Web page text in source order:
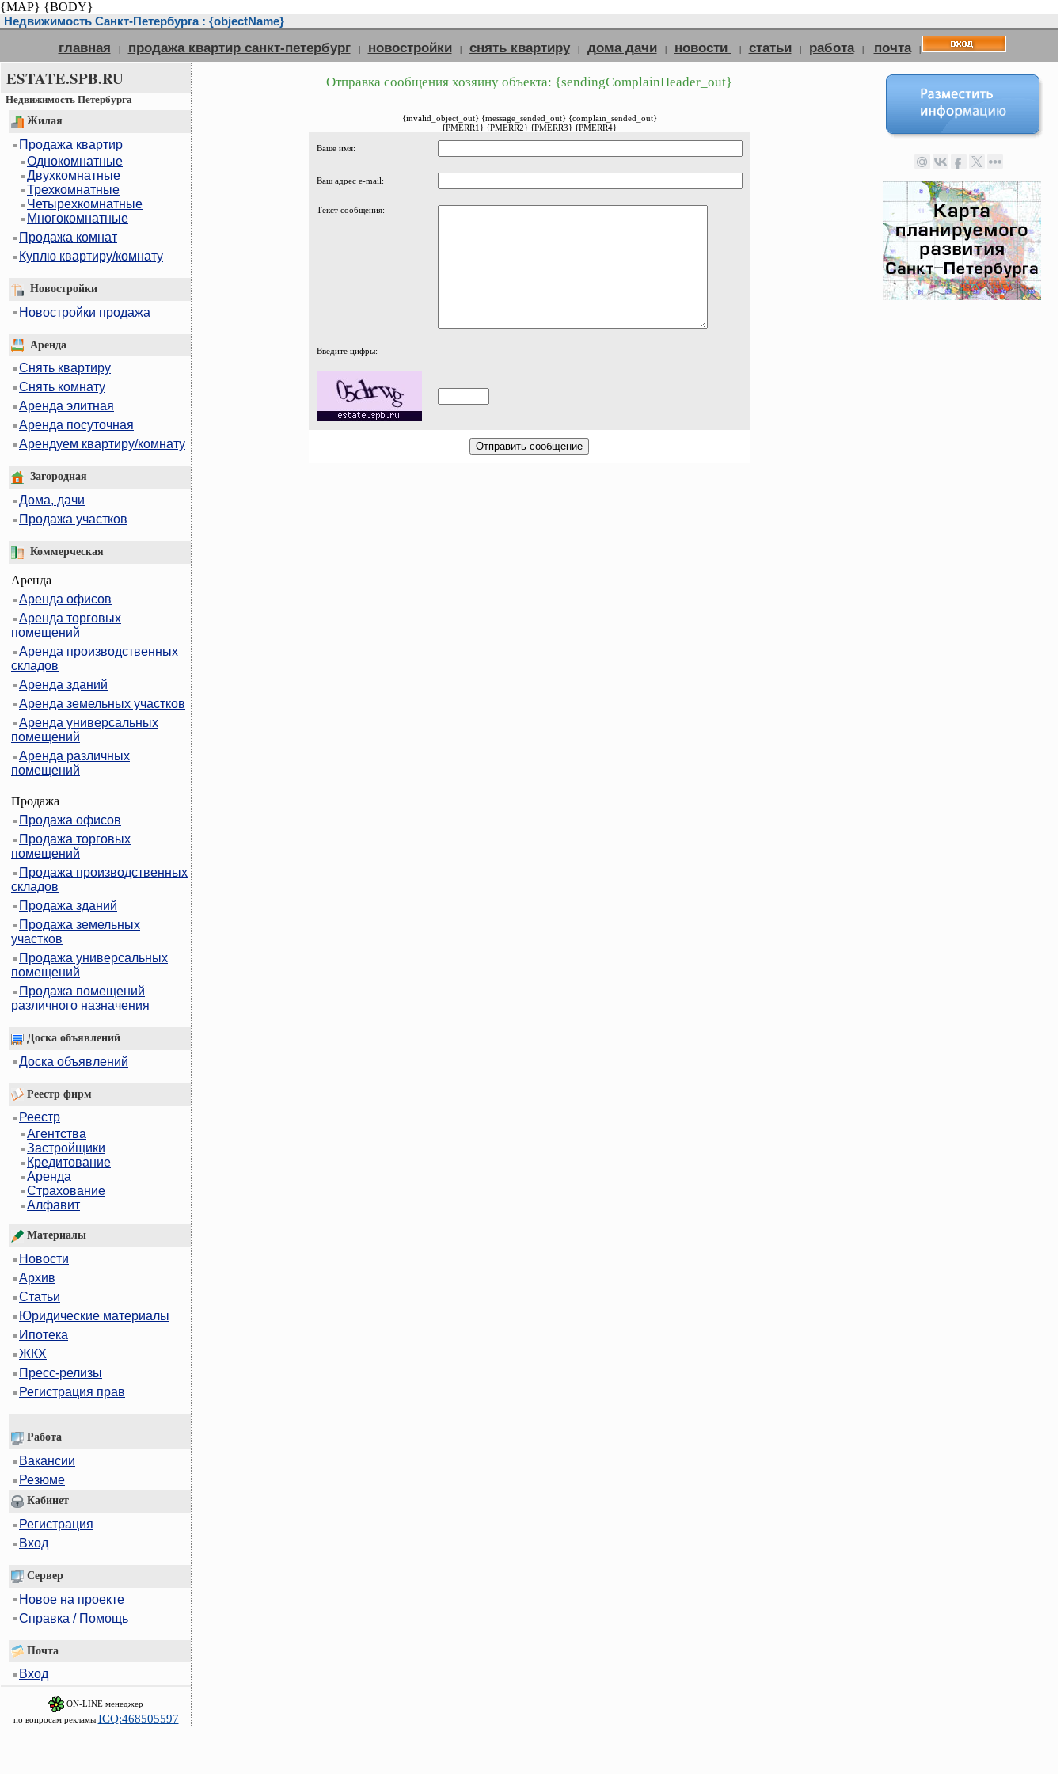
{MAP} {BODY}
Недвижимость Санкт-Петербурга : {objectName}
главная | продажа квартир санкт-петербург | новостройки | снять квартиру | дома дачи | новости | статьи | работа | почта |
ESTATE.SPB.RU
Недвижимость Петербурга
Жилая
Продажа квартир
Однокомнатные
Двухкомнатные
Трехкомнатные
Четырехкомнатные
Многокомнатные
Продажа комнат
Куплю квартиру/комнату
Новостройки
Новостройки продажа
Аренда
Снять квартиру
Снять комнату
Аренда элитная
Аренда посуточная
Арендуем квартиру/комнату
Загородная
Дома, дачи
Продажа участков
Коммерческая
Аренда
Аренда офисов
Аренда торговых
помещений
Аренда производственных
складов
Аренда зданий
Аренда земельных участков
Аренда универсальных
помещений
Аренда различных
помещений
Продажа
Продажа офисов
Продажа торговых
помещений
Продажа производственных
складов
Продажа зданий
Продажа земельных
участков
Продажа универсальных
помещений
Продажа помещений
различного назначения
Доска объявлений
Доска объявлений
Реестр фирм
Реестр
Агентства
Застройщики
Кредитование
Аренда
Страхование
Алфавит
Материалы
Новости
Архив
Статьи
Юридические материалы
Ипотека
ЖКХ
Пресс-релизы
Регистрация прав
Работа
Вакансии
Резюме
Кабинет
Регистрация
Вход
Сервер
Новое на проекте
Справка / Помощь
Почта
Вход
ON-LINE менеджер
по вопросам рекламы ICQ:468505597
Отправка сообщения хозяину объекта: {sendingComplainHeader_out}
{invalid_object_out} {message_sended_out} {complain_sended_out}
{PMERR1} {PMERR2} {PMERR3} {PMERR4}
Ваше имя:
Ваш адрес e-mail:
Текст сообщения:
Введите цифры: